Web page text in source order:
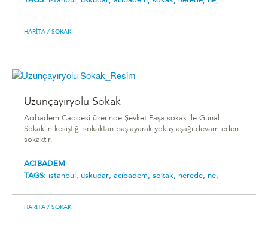
HARITA / SOKAK
Uzunçayıryolu Sokak
Acıbadem Caddesi üzerinde Şevket Paşa sokak ile Gunal
Sokak’ın kesiştiği sokaktan başlayarak yokuş aşağı devam eden
sokaktır.
ACIBADEM
TAGS: i̇stanbul, üsküdar, acıbadem, sokak, nerede, ne,
HARITA / SOKAK